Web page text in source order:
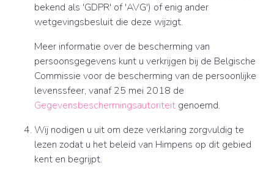
bekend als 'GDPR' of 'AVG') of enig ander
wetgevingsbesluit die deze wijzigt.
Meer informatie over de bescherming van
persoonsgegevens kunt u verkrijgen bij de Belgische
Commissie voor de bescherming van de persoonlijke
levenssfeer, vanaf 25 mei 2018 de
Gegevensbeschermingsautoriteit genoemd.
Wij nodigen u uit om deze verklaring zorgvuldig te
lezen zodat u het beleid van Himpens op dit gebied
kent en begrijpt.